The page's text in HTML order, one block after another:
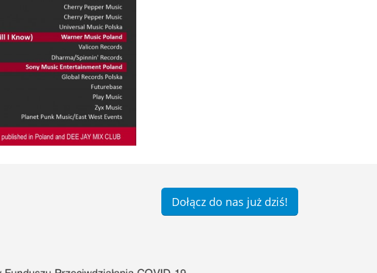
Dołącz do nas już dziś!